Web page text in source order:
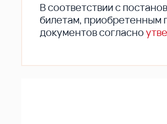
В соответствии с
билетам, приобретенным
документов согласно